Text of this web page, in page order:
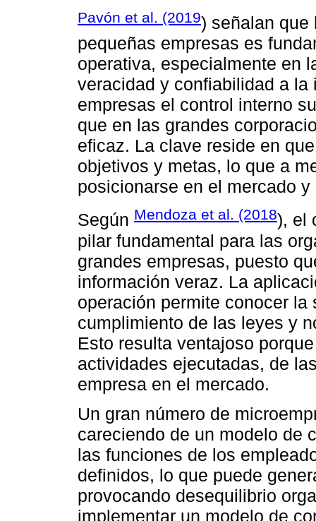
Pavón et al. (2019) señalan que
pequeñas empresas es
operativa, especialmente en
veracidad y confiabilidad a
empresas el control interno
que en las grandes
eficaz. La clave reside en
objetivos y metas, lo que a
posicionarse en el mercado
Según Mendoza et al. (2018), el
pilar fundamental para las
grandes empresas, puesto
información veraz. La
operación permite conocer
cumplimiento de las leyes y
Esto resulta ventajoso
actividades ejecutadas, de
empresa en el mercado.
Un gran número de
careciendo de un modelo de
las funciones de los
definidos, lo que puede
provocando desequilibrio
implementar un modelo de